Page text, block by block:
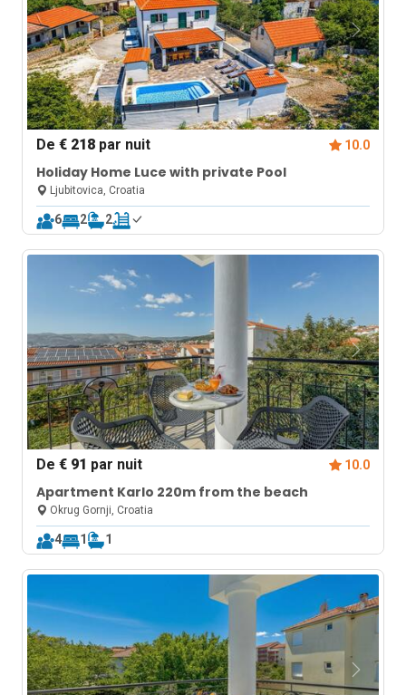
De€ 218 par nuit 10.0
Holiday Home Luce with private Pool
Ljubitovica, Croatia
6 2 2
De€ 91 par nuit 10.0
Apartment Karlo 220m from the beach
Okrug Gornji, Croatia
4 1 1